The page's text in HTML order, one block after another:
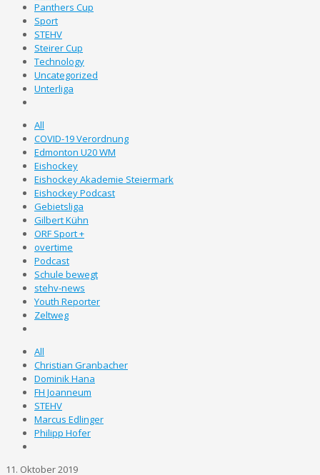
Panthers Cup
Sport
STEHV
Steirer Cup
Technology
Uncategorized
Unterliga
All
COVID-19 Verordnung
Edmonton U20 WM
Eishockey
Eishockey Akademie Steiermark
Eishockey Podcast
Gebietsliga
Gilbert Kühn
ORF Sport +
overtime
Podcast
Schule bewegt
stehv-news
Youth Reporter
Zeltweg
All
Christian Granbacher
Dominik Hana
FH Joanneum
STEHV
Marcus Edlinger
Philipp Hofer
11. Oktober 2019